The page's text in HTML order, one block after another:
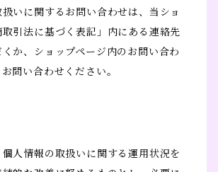
いに関するお問い合わせは、当ショ
取引法に基づく表記」内にある連絡先
か、ショップページ内のお問い合わ
問い合わせください。
人情報の取扱いに関する運用状況を